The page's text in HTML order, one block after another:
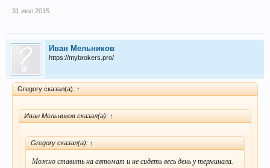
31 июл 2015
Иван Мельников
https://mybrokers.pro/
Gregory сказал(а): ↑
Иван Мельников сказал(а): ↑
Gregory сказал(а): ↑
Можно ставить на автомат и не сидеть весь день у терминала.